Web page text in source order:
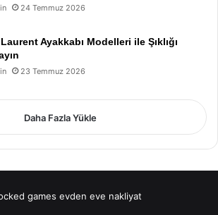
24 Temmuz 2026
Ayakkabı Modelleri ile Şıklığı
23 Temmuz 2026
Daha Fazla Yükle
games evden eve nakliyat